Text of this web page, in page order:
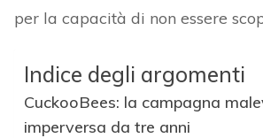
per la capacità di non essere
Indice degli argomenti
CuckooBees: la campagna
imperversa da tre anni